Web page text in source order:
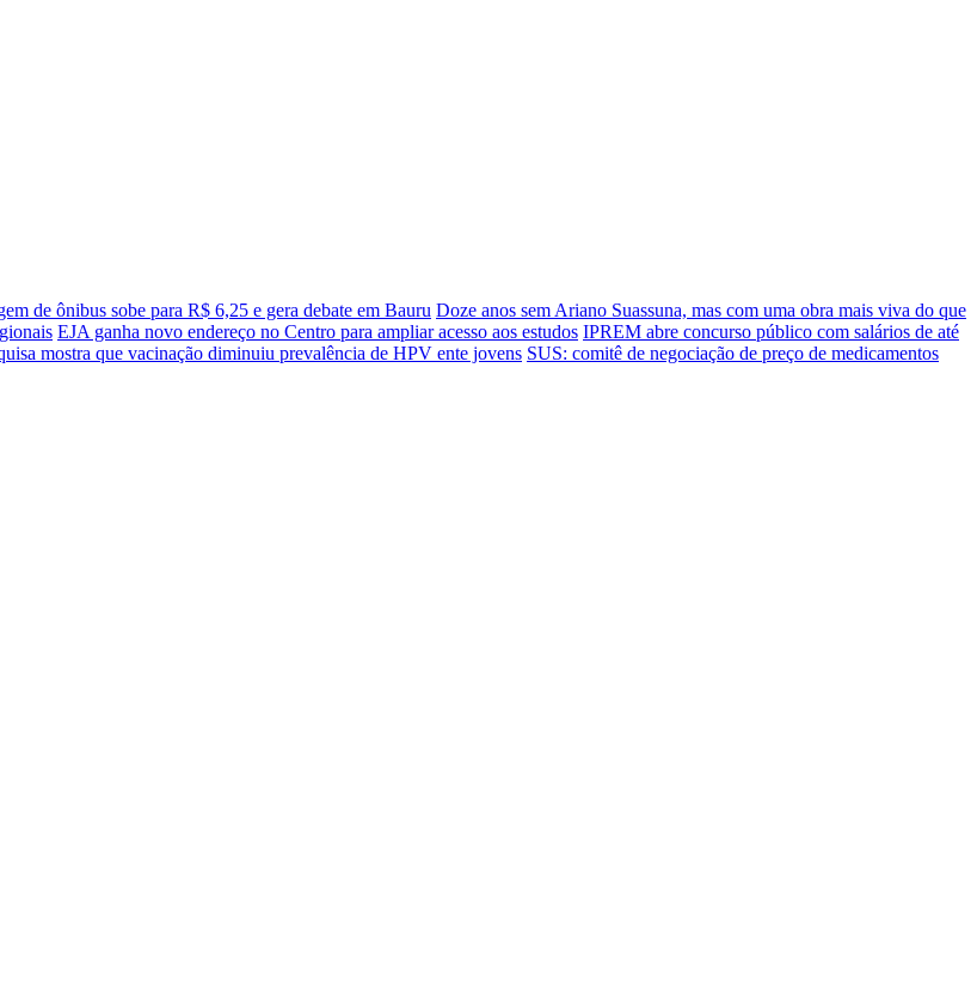
de ônibus sobe para R$ 6,25 e gera debate em Bauru Doze anos sem Ariano Suassuna, mas com uma obra mais viva do que
EJA ganha novo endereço no Centro para ampliar acesso aos estudos IPREM abre concurso público com salários de até
mostra que vacinação diminuiu prevalência de HPV ente jovens SUS: comitê de negociação de preço de medicamentos